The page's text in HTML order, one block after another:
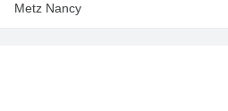
Metz Nancy